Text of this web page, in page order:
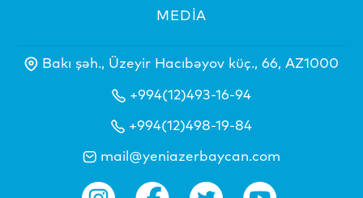
MEDİA
Bakı şəh., Üzeyir Hacıbəyov küç., 66, AZ1000
+994(12)493-16-94
+994(12)498-19-84
mail@yeniazerbaycan.com